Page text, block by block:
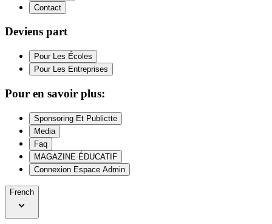
Contact
Deviens part
Pour Les Écoles
Pour Les Entreprises
Pour en savoir plus:
Sponsoring Et Publictte
Media
Faq
MAGAZINE ÉDUCATIF
Connexion Espace Admin
French